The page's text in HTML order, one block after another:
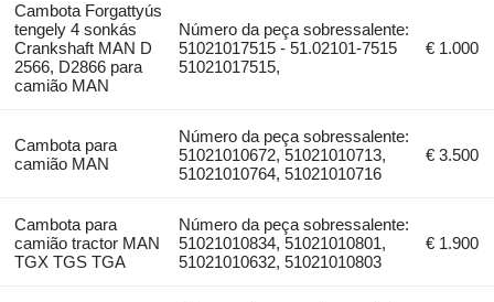
Cambota Forgattyús
tengely 4 sonkás
Crankshaft MAN D
2566, D2866 para
camião MAN
Número da peça sobressalente:
51021017515 - 51.02101-7515
51021017515,
€ 1.000
Cambota para
camião MAN
Número da peça sobressalente:
51021010672, 51021010713,
51021010764, 51021010716
€ 3.500
Cambota para
camião tractor MAN
TGX TGS TGA
Número da peça sobressalente:
51021010834, 51021010801,
51021010632, 51021010803
€ 1.900